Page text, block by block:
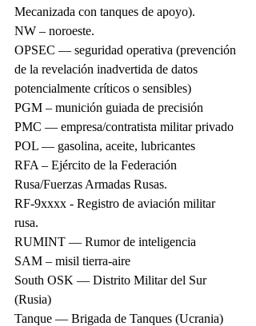
Mecanizada con tanques de apoyo).
NW – noroeste.
OPSEC — seguridad operativa (prevención
de la revelación inadvertida de datos
potencialmente críticos o sensibles)
PGM – munición guiada de precisión
PMC — empresa/contratista militar privado
POL — gasolina, aceite, lubricantes
RFA – Ejército de la Federación
Rusa/Fuerzas Armadas Rusas.
RF-9xxxx - Registro de aviación militar
rusa.
RUMINT — Rumor de inteligencia
SAM – misil tierra-aire
South OSK — Distrito Militar del Sur
(Rusia)
Tanque — Brigada de Tanques (Ucrania)